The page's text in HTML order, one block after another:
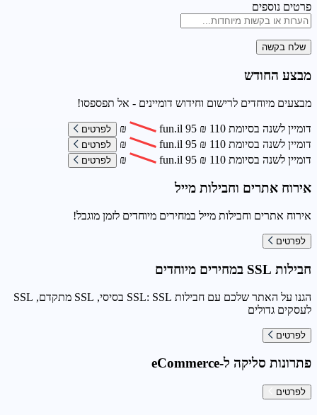
פרטים נוספים
שלח בקשה
מבצע החודש
מבצעים מיוחדים לרישום וחידוש דומיינים - אל תפספסו!
דומיין לשנה בסיומת fun.il95 ₪ 110
₪ לפרטים
דומיין לשנה בסיומת fun.il95 ₪ 110
₪ לפרטים
דומיין לשנה בסיומת fun.il95 ₪ 110
₪ לפרטים
אירוח אתרים וחבילות מייל
אירוח אתרים וחבילות מייל במחירים מיוחדים לזמן מוגבל!
לפרטים
חבילות SSL במחירים מיוחדים
הגנו על האתר שלכם עם חבילות SSL: SSL בסיסי, SSL מתקדם, SSL
לעסקים גדולים
לפרטים
פתרונות סליקה ל-eCommerce
לפרטים